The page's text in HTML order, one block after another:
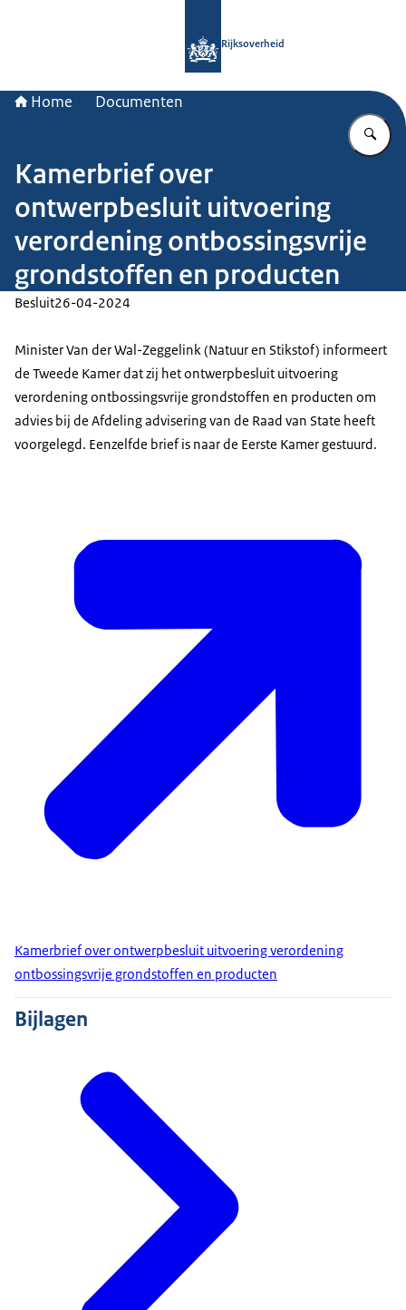
Rijksoverheid
Home Documenten
Kamerbrief over
ontwerpbesluit uitvoering
verordening ontbossingsvrije
grondstoffen en producten
Besluit26-04-2024
Minister Van der Wal-Zeggelink (Natuur en Stikstof) informeert
de Tweede Kamer dat zij het ontwerpbesluit uitvoering
verordening ontbossingsvrije grondstoffen en producten om
advies bij de Afdeling advisering van de Raad van State heeft
voorgelegd. Eenzelfde brief is naar de Eerste Kamer gestuurd.
Kamerbrief over ontwerpbesluit uitvoering verordening
ontbossingsvrije grondstoffen en producten
Bijlagen